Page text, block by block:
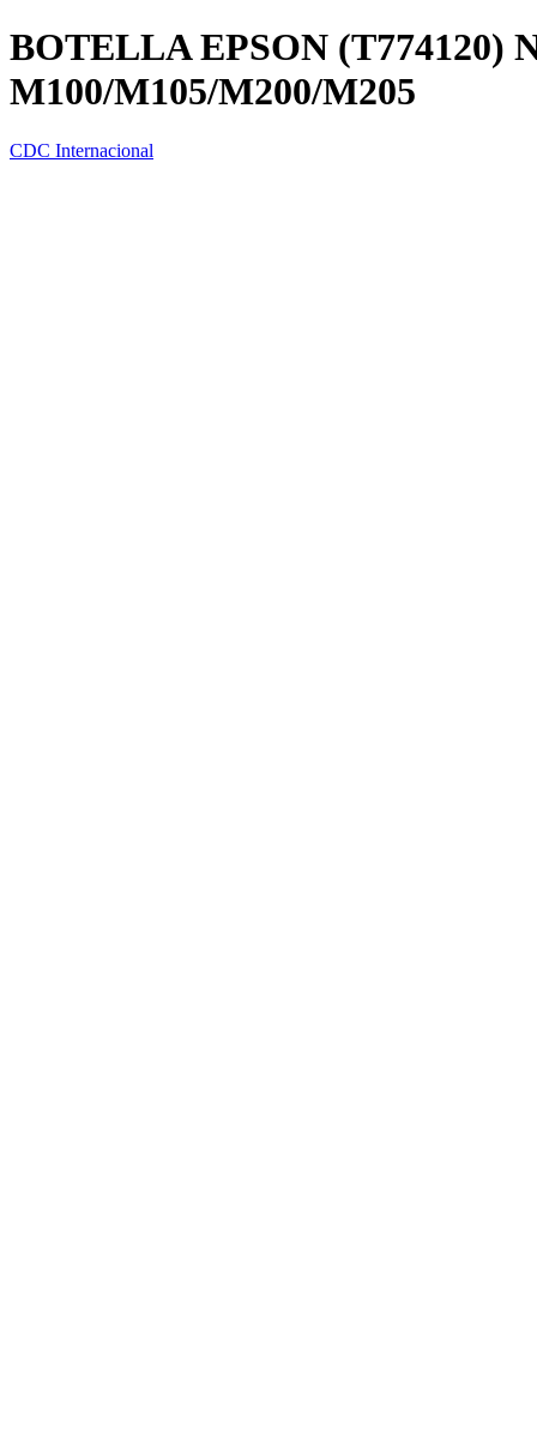
BOTELLA EPSON (T774120)
M100/M105/M200/M205
CDC Internacional